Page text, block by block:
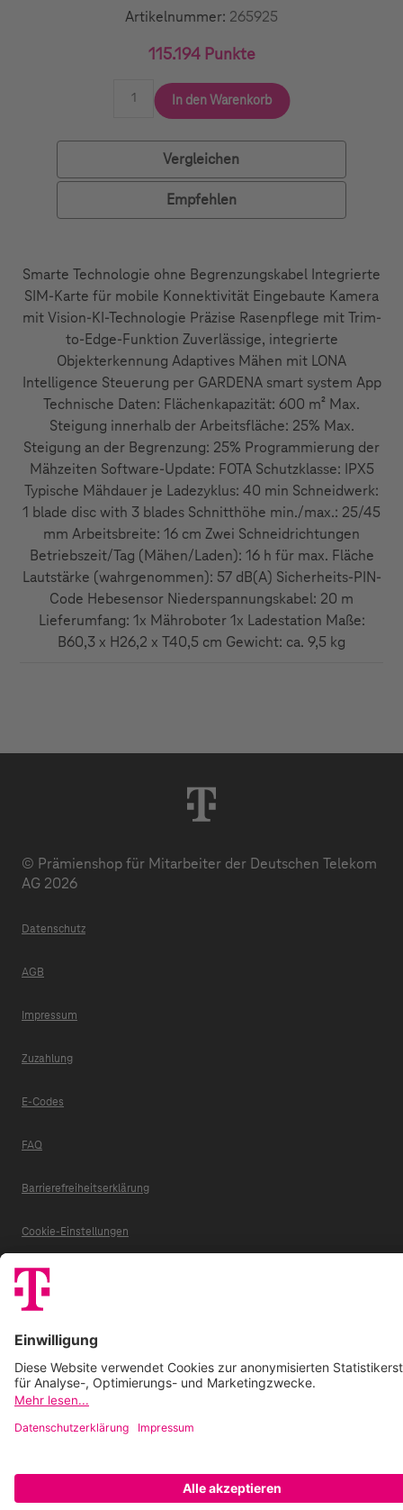
Artikelnummer: 265925
115.194 Punkte
In den Warenkorb
Vergleichen
Empfehlen
Smarte Technologie ohne Begrenzungskabel Integrierte
SIM-Karte für mobile Konnektivität Eingebaute Kamera
mit Vision-KI-Technologie Präzise Rasenpflege mit Trim-
to-Edge-Funktion Zuverlässige, integrierte
Objekterkennung Adaptives Mähen mit LONA
Intelligence Steuerung per GARDENA smart system App
Technische Daten: Flächenkapazität: 600 m² Max.
Steigung innerhalb der Arbeitsfläche: 25% Max.
Steigung an der Begrenzung: 25% Programmierung der
Mähzeiten Software-Update: FOTA Schutzklasse: IPX5
Typische Mähdauer je Ladezyklus: 40 min Schneidwerk:
1 blade disc with 3 blades Schnitthöhe min./max.: 25/45
mm Arbeitsbreite: 16 cm Zwei Schneidrichtungen
Betriebszeit/Tag (Mähen/Laden): 16 h für max. Fläche
Lautstärke (wahrgenommen): 57 dB(A) Sicherheits-PIN-
Code Hebesensor Niederspannungskabel: 20 m
Lieferumfang: 1x Mähroboter 1x Ladestation Maße:
B60,3 x H26,2 x T40,5 cm Gewicht: ca. 9,5 kg
© Prämienshop für Mitarbeiter der Deutschen Telekom
AG 2026
Datenschutz
AGB
Impressum
Zuzahlung
E-Codes
FAQ
Barrierefreiheitserklärung
Cookie-Einstellungen